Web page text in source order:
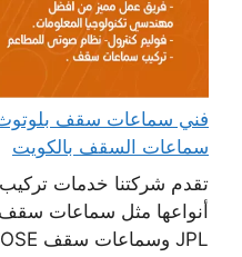
سماعات السقف بالكويت
تقدم شركتنا خدمات
أنواعها مثل سماعات